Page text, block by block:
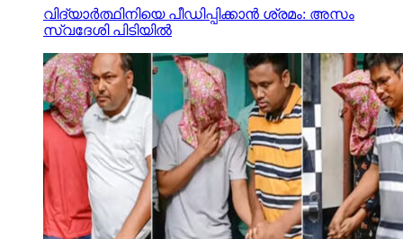
വിദ്യാര്‍ത്ഥിനിയെ പീഡിപ്പിക്കാന്‍ ശ്രമം: അസം
സ്വദേശി പിടിയില്‍